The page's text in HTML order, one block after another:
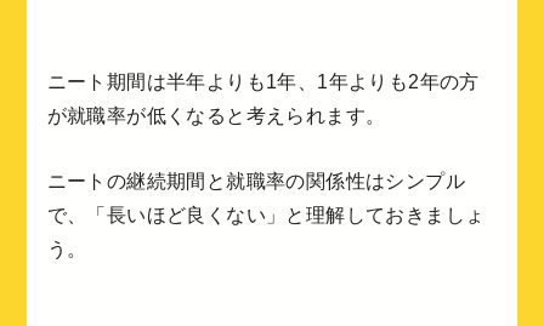
ニート期間は半年よりも1年、1年よりも2年の方
が就職率が低くなると考えられます。
ニートの継続期間と就職率の関係性はシンプル
で、「長いほど良くない」と理解しておきましょ
う。